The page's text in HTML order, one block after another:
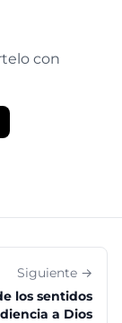
con
Siguiente →
los sentidos
a Dios